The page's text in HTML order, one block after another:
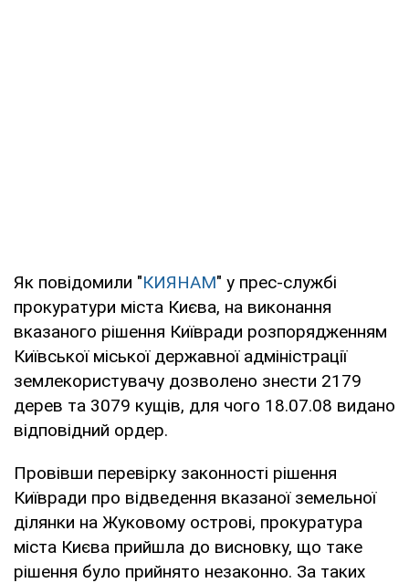
Як повідомили "КИЯНАМ" у прес-службі
прокуратури міста Києва, на виконання
вказаного рішення Київради розпорядженням
Київської міської державної адміністрації
землекористувачу дозволено знести 2179
дерев та 3079 кущів, для чого 18.07.08 видано
відповідний ордер.
Провівши перевірку законності рішення
Київради про відведення вказаної земельної
ділянки на Жуковому острові, прокуратура
міста Києва прийшла до висновку, що таке
рішення було прийнято незаконно. За таких